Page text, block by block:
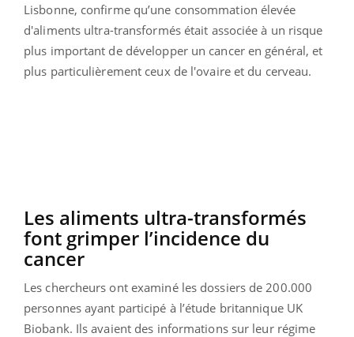
Lisbonne, confirme qu’une consommation élevée
d'aliments ultra-transformés était associée à un risque
plus important de développer un cancer en général, et
plus particulièrement ceux de l'ovaire et du cerveau.
Les aliments ultra-transformés
font grimper l’incidence du
cancer
Les chercheurs ont examiné les dossiers de 200.000
personnes ayant participé à l’étude britannique UK
Biobank. Ils avaient des informations sur leur régime